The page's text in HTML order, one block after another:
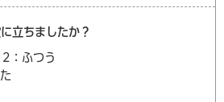
立ちましたか？
2：ふつう